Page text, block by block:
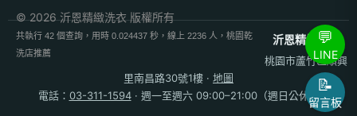
© 2026 沂恩精緻洗衣 版權所有
共執行 42 個查詢，用時 0.024437 秒，線上 2236 人，桃園乾
洗店推薦
沂恩精緻洗衣
桃園市蘆竹區順興
里南昌路30號1樓 · 地圖
電話： 03-311-1594· 週一至週六 09:00–21:00（週日公休）
💬
LINE
📝
留言板